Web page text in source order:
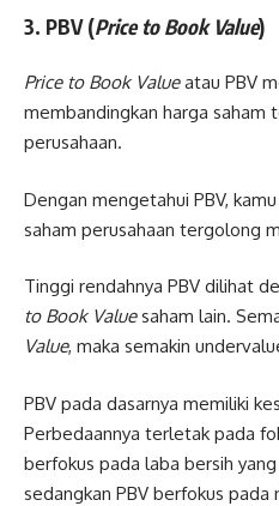
3. PBV (Price to Book Value)
Price to Book Valueatau PBV
membandingkan harga saham
perusahaan.
Dengan mengetahui PBV,
saham perusahaan tergolong
Tinggi rendahnya PBV dilihat
to Book Valuesaham lain.
Value, maka semakin
PBV pada dasarnya memiliki
Perbedaannya terletak pada
berfokus pada laba bersih
sedangkan PBV berfokus pada